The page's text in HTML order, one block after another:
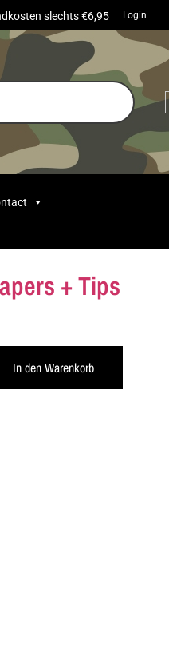
slechts €6,95 Login
+ Tips
In den Warenkorb